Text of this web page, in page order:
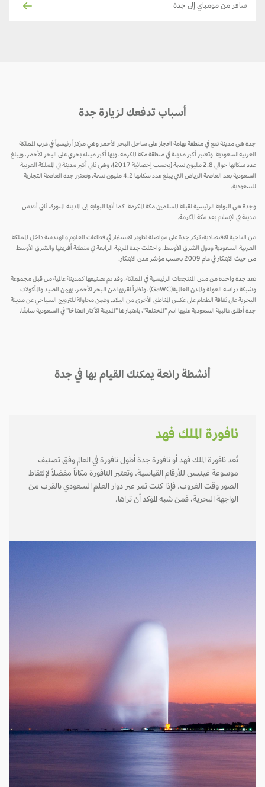
سافر من مومباي إلى جدة
أسباب تدفعك لزيارة جدة
جدة هي مدينة تقع في منطقة تهامة الحجاز على ساحل البحر الأحمر وهي مركزاً رئيسياً في غرب المملكة
العربيةالسعودية. وتعتبر أكبر مدينة في منطقة مكة المكرمة، وبها أكبر ميناء بحري على البحر الأحمر، ويبلغ
عدد سكانها حوالي 2.8 مليون نسمة (بحسب إحصائية 2017)، وهي ثاني أكبر مدينة في المملكة العربية
السعودية بعد العاصمة الرياض التي يبلغ عدد سكانها 4.2 مليون نسمة. وتعتبر جدة العاصمة التجارية
للسعودية.
وجدة هي البوابة الرئيسية لقبلة المسلمين مكة المكرمة. كما أنها البوابة إلى المدينة المنورة، ثاني أقدس
مدينة في الإسلام بعد مكة المكرمة.
من الناحية الاقتصادية، تركز جدة على مواصلة تطوير الاستثمار في قطاعات العلوم والهندسة داخل المملكة
العربية السعودية ودول الشرق الأوسط. واحتلت جدة المرتبة الرابعة في منطقة أفريقيا والشرق الأوسط
من حيث الابتكار في عام 2009 بحسب مؤشر مدن الابتكار.
تعد جدة واحدة من مدن المنتجعات الرئيسية في المملكة، وقد تم تصنيفها كمدينة عالمية من قبل مجموعة
وشبكة دراسة العولمة والمدن العالمية(GaWC)، ونظراً لقربها من البحر الأحمر، يهيمن الصيد والمأكولات
البحرية على ثقافة الطعام على عكس المناطق الأخرى من البلاد. وضمن محاولة للترويج السياحي عن مدينة
جدة أطلق غالبية السعودية عليها اسم "المختلفة"، باعتبارها "المدينة الأكثر انفتاحًا" في السعودية سابقًا.
أنشطة رائعة يمكنك القيام بها في جدة
نافورة الملك فهد
تُعد نافورة الملك فهد أو نافورة جدة أطول نافورة في العالم وفق تصنيف
موسوعة غينيس للأرقام القياسية. وتعتبر النافورة مكاناً مفضلاً لإلتقاط
الصور وقت الغروب. فإذا كنت تمر عبر دوار العلم السعودي بالقرب من
الواجهة البحرية، فمن شبه المؤكد أن تراها.